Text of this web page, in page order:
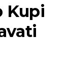
Kupi